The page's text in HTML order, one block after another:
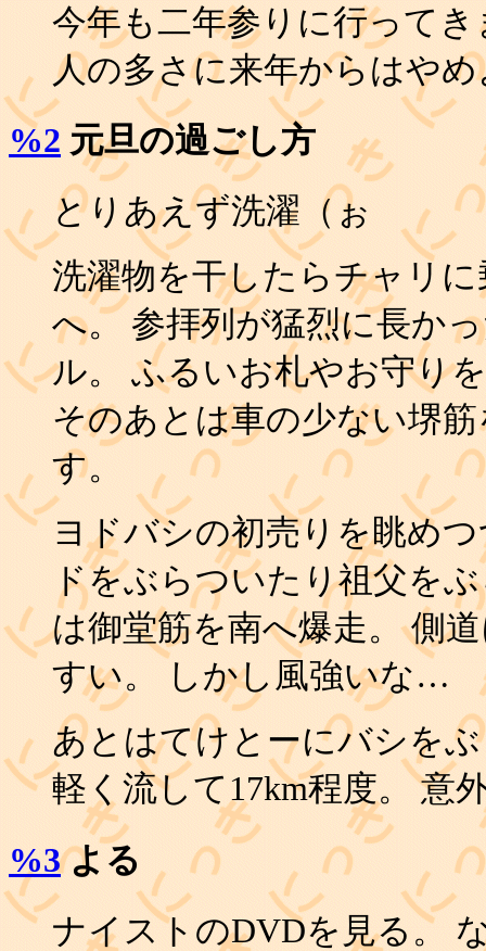
今年も二年参りに行って
人の多さに来年からはや
%2 元旦の過ごし方
とりあえず洗濯（ぉ
洗濯物を干したらチャリ
へ。 参拝列が猛烈に長か
ル。 ふるいお札やお守り
そのあとは車の少ない堺
す。
ヨドバシの初売りを眺め
ドをぶらついたり祖父を
は御堂筋を南へ爆走。 側
すい。 しかし風強いな…
あとはてけとーにバシを
軽く流して17km程度。 意
%3よる
ナイストのDVDを見る。